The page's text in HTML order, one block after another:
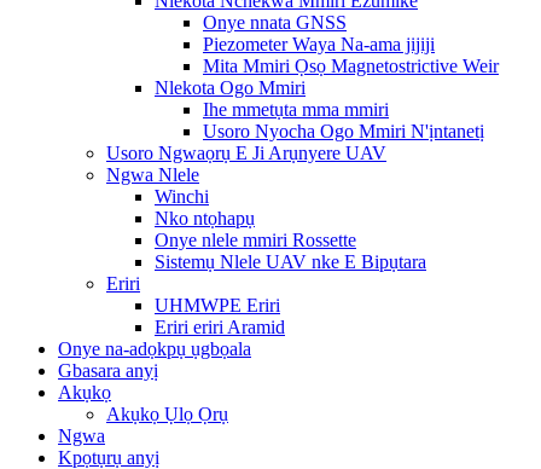
Onye nnata GNSS
Piezometer Waya Na-ama jijiji
Mita Mmiri Ọsọ Magnetostrictive Weir
Nlekota Ogo Mmiri
Ihe mmetụta mma mmiri
Usoro Nyocha Ogo Mmiri N'ịntanetị
Usoro Ngwaọrụ E Ji Arụnyere UAV
Ngwa Nlele
Winchi
Nko ntọhapụ
Onye nlele mmiri Rossette
Sistemụ Nlele UAV nke E Bipụtara
Eriri
UHMWPE Eriri
Eriri eriri Aramid
Onye na-adọkpụ ụgbọala
Gbasara anyị
Akụkọ
Akụkọ Ụlọ Ọrụ
Ngwa
Kpọtụrụ anyị